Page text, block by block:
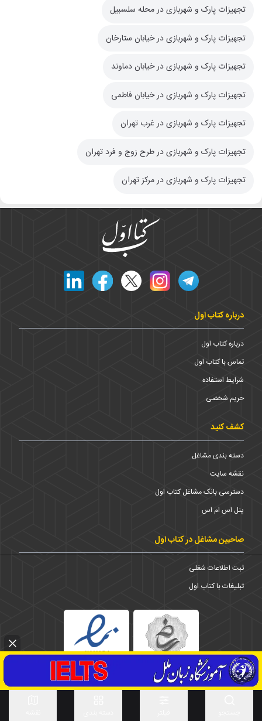
تجهیزات پارک و شهربازی در محله سلسبیل
تجهیزات پارک و شهربازی در خیابان ستارخان
تجهیزات پارک و شهربازی در خیابان دماوند
تجهیزات پارک و شهربازی در خیابان فاطمی
تجهیزات پارک و شهربازی در غرب تهران
تجهیزات پارک و شهربازی در طرح زوج و فرد تهران
تجهیزات پارک و شهربازی در مرکز تهران
درباره کتاب اول
درباره کتاب اول
تماس با کتاب اول
شرایط استفاده
حریم شخضی
کشف کنید
دسته بندی مشاغل
نقشه سایت
دسترسی بانک مشاغل کتاب اول
پنل اس ام اس
صاحبین مشاغل در کتاب اول
ثبت اطلاعات شغلی
تبلیغات با کتاب اول